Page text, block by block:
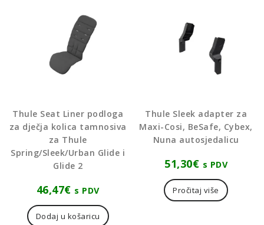
Thule Seat Liner podloga
za dječja kolica tamnosiva
za Thule
Spring/Sleek/Urban Glide i
Glide 2
46,47€ s PDV
Dodaj u košaricu
Thule Sleek adapter za
Maxi-Cosi, BeSafe, Cybex,
Nuna autosjedalicu
51,30€ s PDV
Pročitaj više